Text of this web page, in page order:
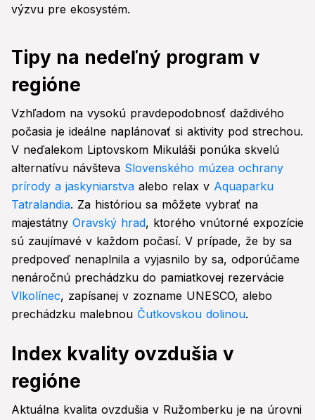
výzvu pre ekosystém.
Tipy na nedeľný program v
regióne
Vzhľadom na vysokú pravdepodobnosť daždivého
počasia je ideálne naplánovať si aktivity pod strechou.
V neďalekom Liptovskom Mikuláši ponúka skvelú
alternatívu návšteva Slovenského múzea ochrany
prírody a jaskyniarstva alebo relax v Aquaparku
Tatralandia. Za históriou sa môžete vybrať na
majestátny Oravský hrad, ktorého vnútorné expozície
sú zaujímavé v každom počasí. V prípade, že by sa
predpoveď nenaplnila a vyjasnilo by sa, odporúčame
nenáročnú prechádzku do pamiatkovej rezervácie
Vlkolínec, zapísanej v zozname UNESCO, alebo
prechádzku malebnou Čutkovskou dolinou.
Index kvality ovzdušia v
regióne
Aktuálna kvalita ovzdušia v Ružomberku je na úrovni